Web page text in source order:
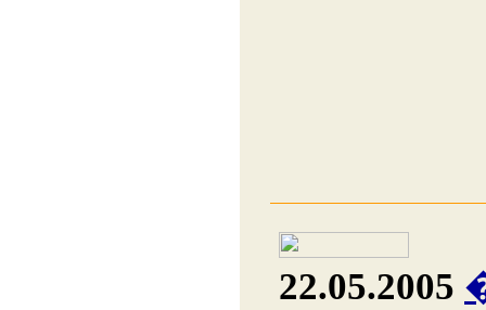
22.05.2005